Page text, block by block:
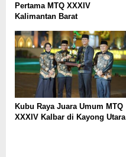
Pertama MTQ XXXIV
Kalimantan Barat
Kubu Raya Juara Umum MTQ
XXXIV Kalbar di Kayong Utara